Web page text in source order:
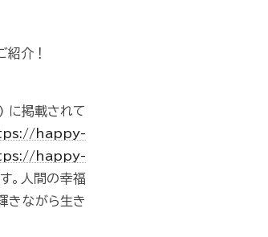
紹介！
) に掲載されて
happy-
happy-
。人間の幸福
きながら生き